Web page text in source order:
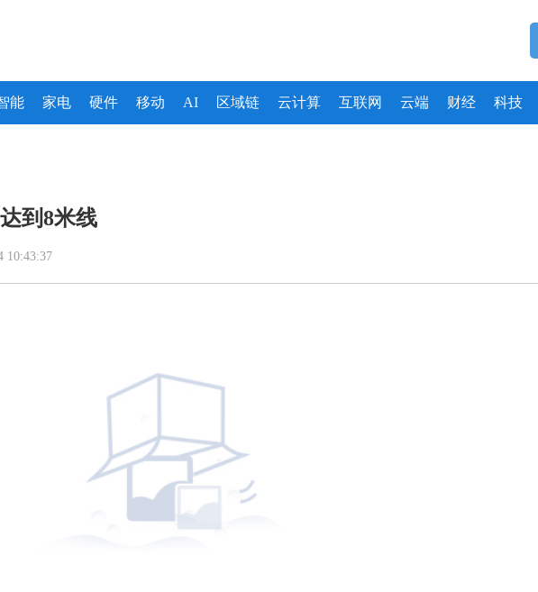
能 家电 硬件 移动 AI 区域链 云计算 互联网 云端 财经 科技
到8米线